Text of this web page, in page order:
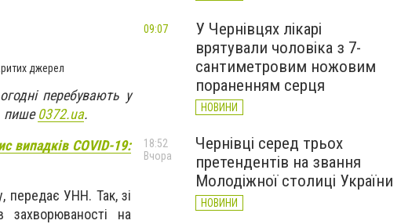
джерел
перебувають у
пише0372.ua.
випадків COVID-19:
передає УНН. Так, зі
на
У Чернівцях лікарі
врятували чоловіка з 7-
сантиметровим ножовим
пораненням серця
НОВИНИ
09:07
Чернівці серед трьох
претендентів на звання
Молодіжної столиці України
НОВИНИ
18:52
Вчора